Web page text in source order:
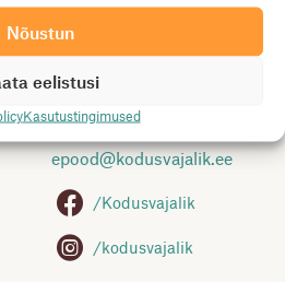
Nõustun
eelistusi
Kasutustingimused
Klienditoe telefon:
5691 9522
epood@kodusvajalik.ee
/Kodusvajalik
/kodusvajalik